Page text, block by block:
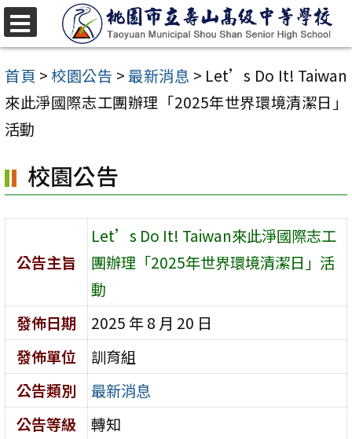
跳
至
主
要
內
區
首頁 >校園公告 >最新消息 > Let’s Do It! Taiwan
來此淨國際志工團辦理「2025年世界環境清潔日」
活動
校園公告
公告主旨
Let’s Do It! Taiwan來此淨國際志工
團辦理「2025年世界環境清潔日」活
動
發佈日期
2025 年 8 月 20 日
發佈單位
訓育組
公告類別
最新消息
公告等級
轉知
選
單